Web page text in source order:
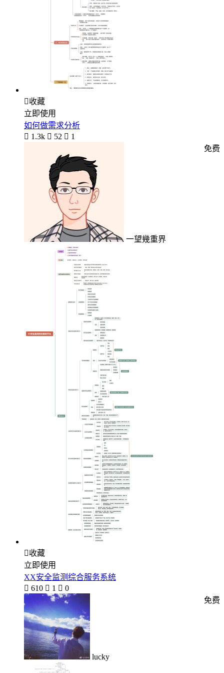
收藏
立即使用
如何做需求分析
 1.3k  52  1
一望幾重界
免费
收藏
立即使用
XX安全监测综合服务系统
 610  1  0
lucky
免费